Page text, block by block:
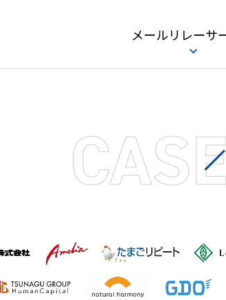
メールリレーサ